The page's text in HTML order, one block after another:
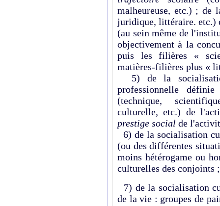
malheureuse, etc.) ; de
juridique, littéraire. etc.)
(au sein même de
objectivement à la
puis les filières «
matières-filières plus «
5) de la
professionnelle
(technique,
culturelle, etc.) de
prestige social de
6) de la socialisation
(ou des différentes
moins hétérogame ou
culturelles des conjoints ;
7) de la socialisation
de la vie : groupes de